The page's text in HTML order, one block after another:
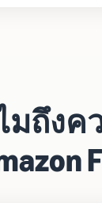
มถึงค